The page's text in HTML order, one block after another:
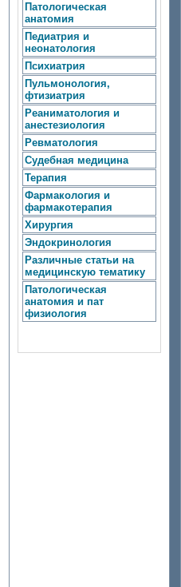
Патологическая
анатомия
Педиатрия и
неонатология
Психиатрия
Пульмонология,
фтизиатрия
Реаниматология и
анестезиология
Ревматология
Судебная медицина
Терапия
Фармакология и
фармакотерапия
Хирургия
Эндокринология
Различные статьи на
медицинскую тематику
Патологическая
анатомия и пат
физиология